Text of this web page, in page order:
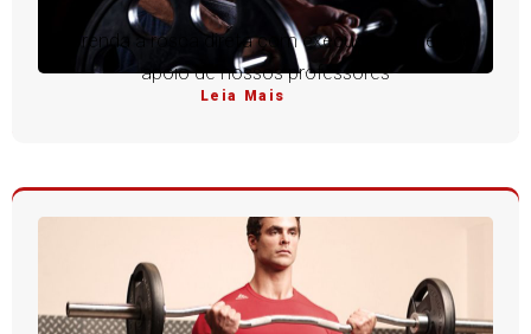
Aprenda a rosca direta com execução perfeita e
apoio de nossos professores
Leia Mais